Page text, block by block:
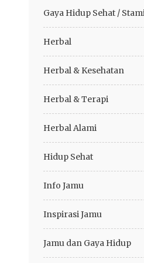
Gaya Hidup Sehat /
Herbal
Herbal & Kesehatan
Herbal & Terapi
Herbal Alami
Hidup Sehat
Info Jamu
Inspirasi Jamu
Jamu dan Gaya Hidup